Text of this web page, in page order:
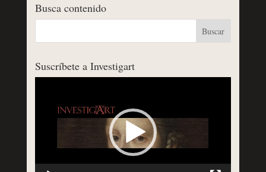
Busca contenido
Suscríbete a Investigart